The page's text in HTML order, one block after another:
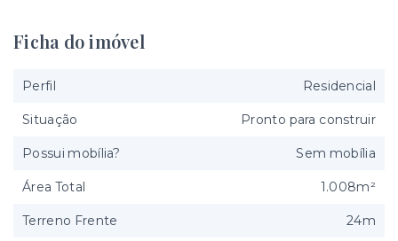
Ficha do imóvel
Perfil Residencial
Situação Pronto para construir
Possui mobília? Sem mobília
Área Total 1.008m²
Terreno Frente 24m